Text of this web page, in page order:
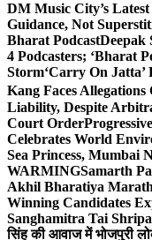
DM Music City’s
Guidance, Not
Bharat PodcastDeepak
4 Podcasters; ‘Bharat
Storm‘Carry On
Kang Faces
Liability, Despite
Court Order
Celebrates World
Sea Princess, Mumbai
WARMINGSamarth
Akhil Bharatiya
Winning Candidates
Sanghamitra Tai
सिंह की आवाज में भोजपुरी